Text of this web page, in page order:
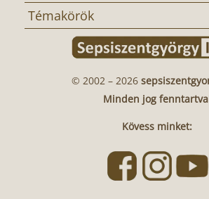
Témakörök
© 2002 – 2026
Minden jog
Kövess minket: